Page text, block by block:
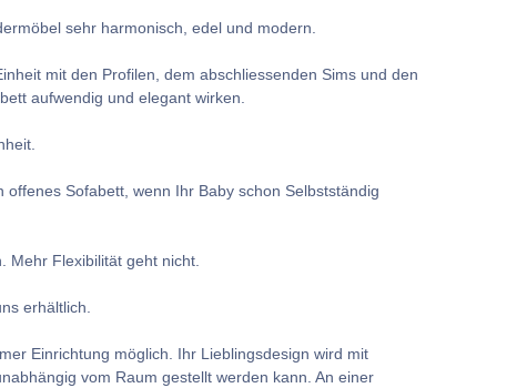
sehr harmonisch, edel und modern.
mit den Profilen, dem abschliessenden Sims und den
aufwendig und elegant wirken.
Sofabett, wenn Ihr Baby schon Selbstständig
Mehr Flexibilität geht nicht.
erhältlich.
Einrichtung möglich. Ihr Lieblingsdesign wird mit
vom Raum gestellt werden kann. An einer